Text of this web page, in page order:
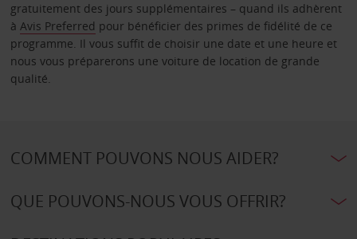
gratuitement des jours supplémentaires – quand ils adhèrent
à Avis Preferred pour bénéficier des primes de fidélité de ce
programme. Il vous suffit de choisir une date et une heure et
nous vous préparerons une voiture de location de grande
qualité.
COMMENT POUVONS NOUS AIDER?
QUE POUVONS-NOUS VOUS OFFRIR?